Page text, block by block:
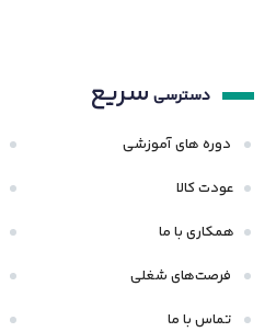
دسترسی سریع
دوره های آموزشی
عودت کالا
همکاری با ما
فرصت‌های شغلی
تماس با ما